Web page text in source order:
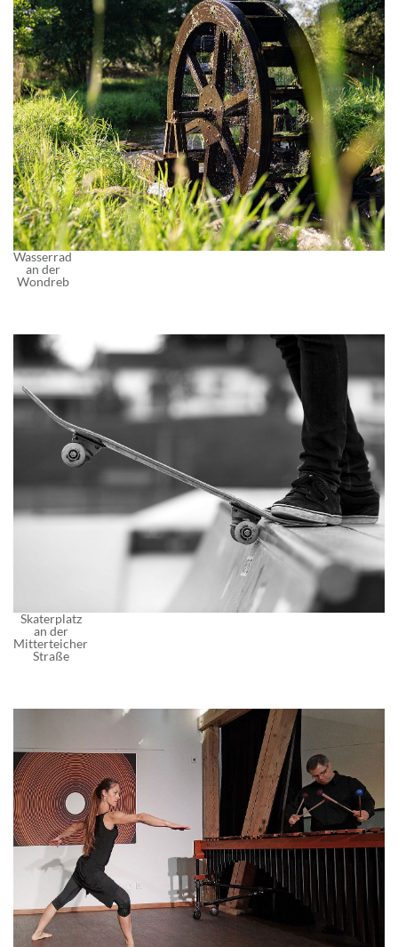
Wasserrad
an der
Wondreb
Skaterplatz
an der
Mitterteicher
Straße